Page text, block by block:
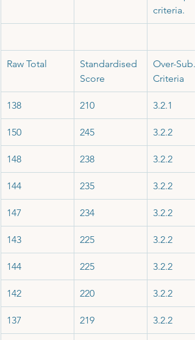
criteria.
Raw Total
Standardised
Score
Over-Sub.
Criteria
138 210 3.2.1
150 245 3.2.2
148 238 3.2.2
144 235 3.2.2
147 234 3.2.2
143 225 3.2.2
144 225 3.2.2
142 220 3.2.2
137 219 3.2.2